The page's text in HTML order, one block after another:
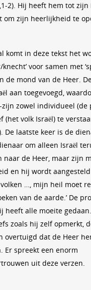
2). Hij heeft hem tot
om zijn heerlijkheid te
komt in deze tekst het
knecht’ voor samen met
de mond van de Heer.
aan toegevoegd,
zowel individueel (de
(het volk Israël) te
De laatste keer is de
om alleen Israël
naar de Heer, maar zijn
en hij wordt aangesteld
…, mijn heil moet
van de aarde.’ De
heeft alle moeite
zoals hij zelf opmerkt,
overtuigd dat de Heer
Er spreekt een enorm
uit deze verzen.